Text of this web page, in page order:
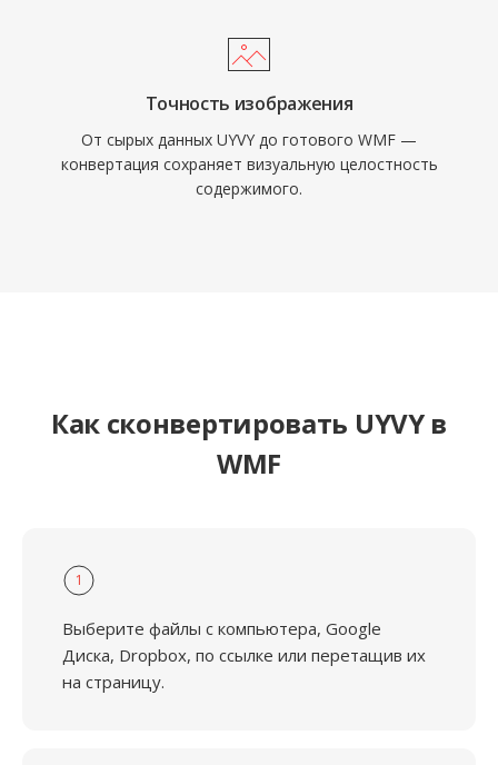
Точность изображения
От сырых данных UYVY до готового WMF —
конвертация сохраняет визуальную целостность
содержимого.
Как сконвертировать UYVY в
WMF
1
Выберите файлы с компьютера, Google
Диска, Dropbox, по ссылке или перетащив их
на страницу.